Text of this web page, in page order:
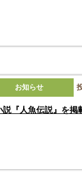
お知らせ
説『人魚伝説』を掲